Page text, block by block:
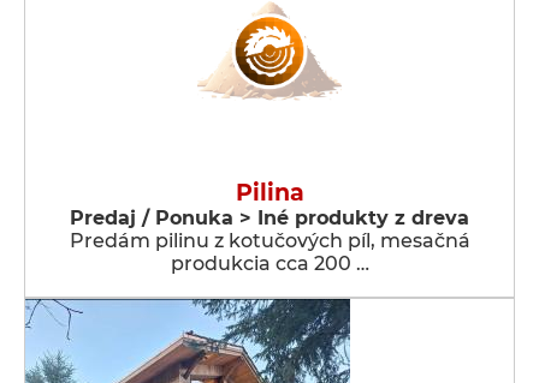
Pilina
Predaj / Ponuka > Iné produkty z dreva
Predám pilinu z kotučových píl, mesačná
produkcia cca 200 …